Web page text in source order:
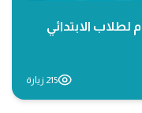
لطلاب الابتدائي
215 زيارة